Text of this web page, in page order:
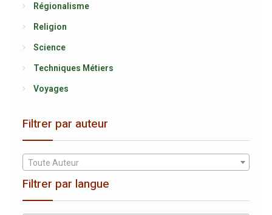
Régionalisme
Religion
Science
Techniques Métiers
Voyages
Filtrer par auteur
Toute Auteur
Filtrer par langue